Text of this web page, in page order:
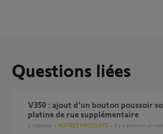
Questions liées
V350 : ajout d'un bouton poussoir sonnette et d'une
platine de rue supplémentaire
1 réponse AUTRES PRODUITS il y a environ un